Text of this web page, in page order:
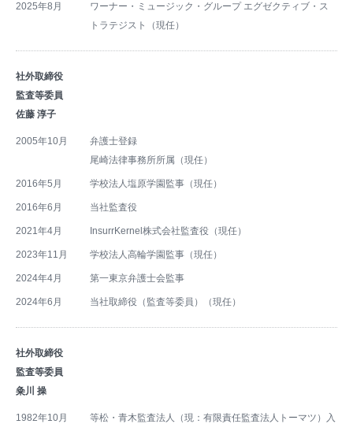
2025年8月
ワーナー・ミュージック・グループ エグゼクティブ・ス
トラテジスト（現任）
社外取締役
監査等委員
佐藤 淳子
2005年10月
弁護士登録
尾崎法律事務所所属（現任）
2016年5月 学校法人塩原学園監事（現任）
2016年6月 当社監査役
2021年4月 InsurrKernel株式会社監査役（現任）
2023年11月 学校法人高輪学園監事（現任）
2024年4月 第一東京弁護士会監事
2024年6月 当社取締役（監査等委員）（現任）
社外取締役
監査等委員
粂川 操
1982年10月
等松・青木監査法人（現：有限責任監査法人トーマツ）入